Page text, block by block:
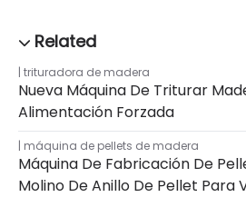
trituradora de madera
Nueva Máquina De Triturar
Alimentación Forzada
máquina de pellets de madera
Máquina De Fabricación De
Molino De Anillo De Pellet Para